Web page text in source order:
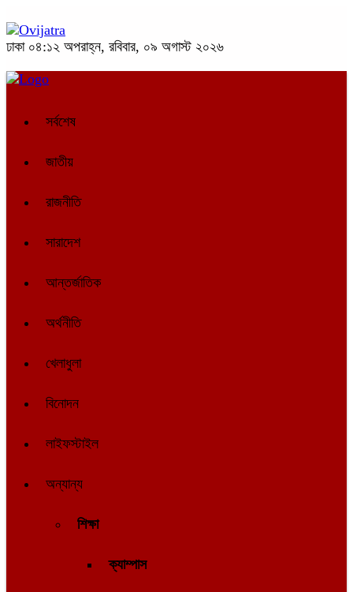
ঢাকা ০৪:১২ অপরাহ্ন, রবিবার, ০৯ অগাস্ট ২০২৬
সর্বশেষ
জাতীয়
রাজনীতি
সারাদেশ
আন্তর্জাতিক
অর্থনীতি
খেলাধুলা
বিনোদন
লাইফস্টাইল
অন্যান্য
শিক্ষা
ক্যাম্পাস